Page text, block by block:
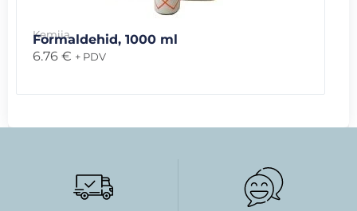
Kemija
Formaldehid, 1000 ml
6.76 € + PDV